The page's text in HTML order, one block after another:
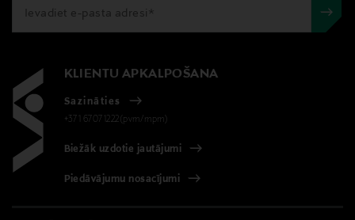
KLIENTU APKALPOŠANA
Sazināties
+371 67071222(pvm/mpm)
Biežāk uzdotie jautājumi
Piedāvājumu nosacījumi